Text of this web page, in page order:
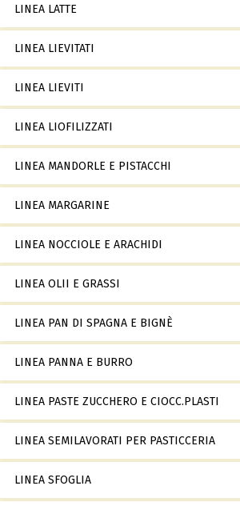
LINEA LATTE
LINEA LIEVITATI
LINEA LIEVITI
LINEA LIOFILIZZATI
LINEA MANDORLE E PISTACCHI
LINEA MARGARINE
LINEA NOCCIOLE E ARACHIDI
LINEA OLII E GRASSI
LINEA PAN DI SPAGNA E BIGNÈ
LINEA PANNA E BURRO
LINEA PASTE ZUCCHERO E CIOCC.PLASTI
LINEA SEMILAVORATI PER PASTICCERIA
LINEA SFOGLIA